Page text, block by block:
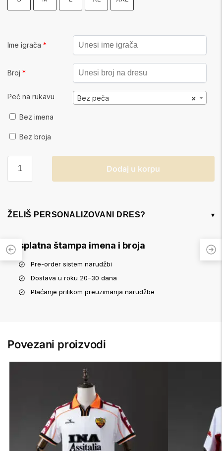
Ime igrača *
Broj *
Peč na rukavu ×
Bez peča
Bez imena
Bez broja
Dodaj u korpu
ŽELIŠ PERSONALIZOVANI DRES? ▾
Besplatna štampa imena i broja
Pre-order sistem narudžbi
Dostava u roku 20–30 dana
Plaćanje prilikom preuzimanja narudžbe
Povezani proizvodi